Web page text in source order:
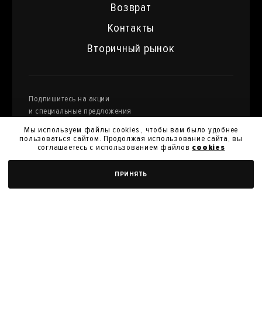
ДОБАВИТЬ В КОРЗИНУ
Возврат
Контакты
Вторичный рынок
Подпишитесь на акции
и специальные предложения
и их передачу для получения кэшбэк.
Я согласен сполитикой конфиденциальности
Мы используем файлы cookies , чтобы вам было удобнее
пользоваться сайтом. Продолжая использование сайта, вы
соглашаетесь с использованием файлов cookies
ПРИНЯТЬ